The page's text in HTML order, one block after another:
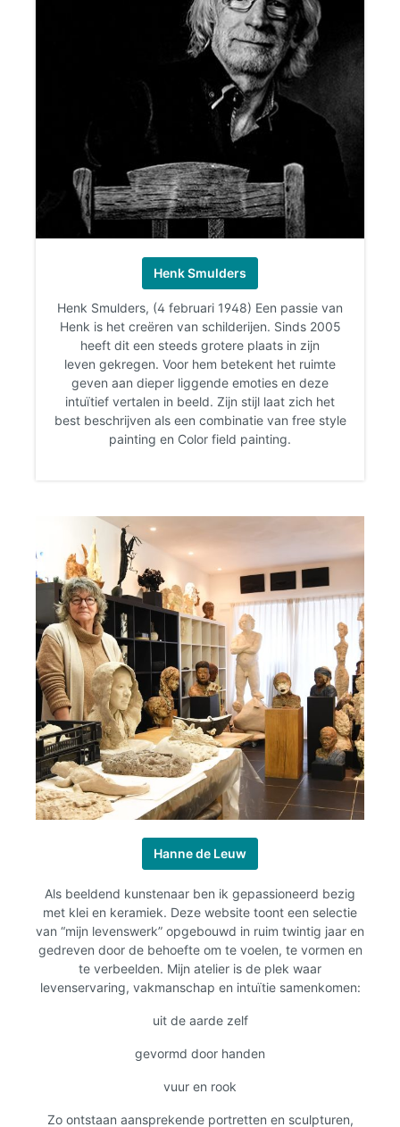
Henk Smulders
Henk Smulders, (4 februari 1948) Een passie van
Henk is het creëren van schilderijen. Sinds 2005
heeft dit een steeds grotere plaats in zijn
leven gekregen. Voor hem betekent het ruimte
geven aan dieper liggende emoties en deze
intuïtief vertalen in beeld. Zijn stijl laat zich het
best beschrijven als een combinatie van free style
painting en Color field painting.
Hanne de Leuw
Als beeldend kunstenaar ben ik gepassioneerd bezig
met klei en keramiek. Deze website toont een selectie
van “mijn levenswerk” opgebouwd in ruim twintig jaar en
gedreven door de behoefte om te voelen, te vormen en
te verbeelden. Mijn atelier is de plek waar
levenservaring, vakmanschap en intuïtie samenkomen:
uit de aarde zelf
gevormd door handen
vuur en rook
Zo ontstaan aansprekende portretten en sculpturen,